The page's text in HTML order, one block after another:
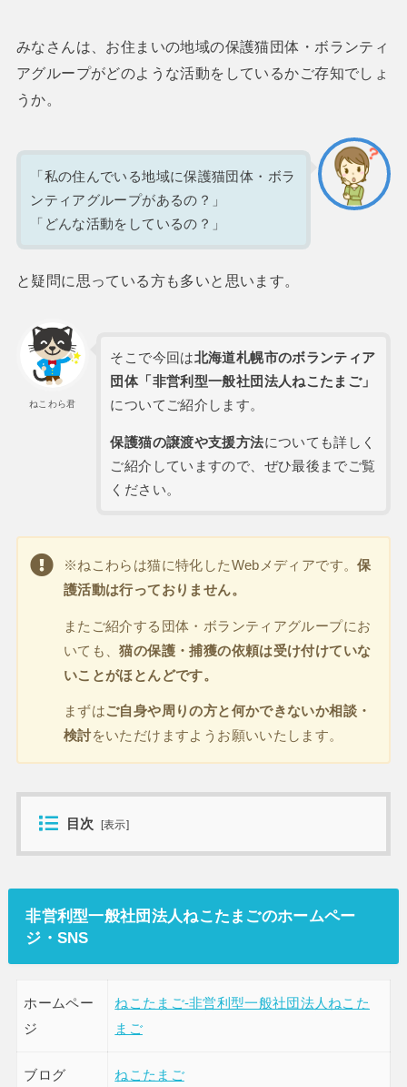
みなさんは、お住まいの地域の保護猫団体・ボランティ
アグループがどのような活動をしているかご存知でしょ
うか。
「私の住んでいる地域に保護猫団体・ボラ
ンティアグループがあるの？」
「どんな活動をしているの？」
と疑問に思っている方も多いと思います。
ねこわら君
そこで今回は北海道札幌市のボランティア
団体「非営利型一般社団法人ねこたまご」
についてご紹介します。
保護猫の譲渡や支援方法についても詳しく
ご紹介していますので、ぜひ最後までご覧
ください。
※ねこわらは猫に特化したWebメディアです。保
護活動は行っておりません。
またご紹介する団体・ボランティアグループにお
いても、猫の保護・捕獲の依頼は受け付けていな
いことがほとんどです。
まずはご自身や周りの方と何かできないか相談・
検討をいただけますようお願いいたします。
目次 [表示]
非営利型一般社団法人ねこたまごのホームペー
ジ・SNS
ホームペー
ジ
ねこたまご-非営利型一般社団法人ねこた
まご
ブログ ねこたまご